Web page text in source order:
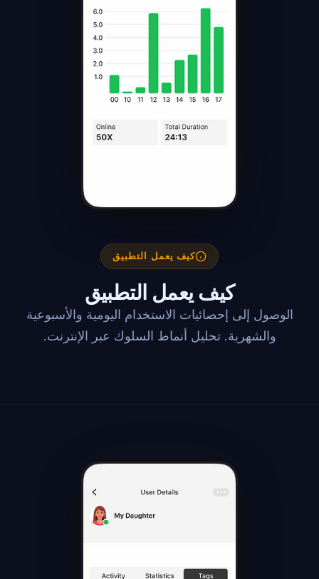
كيف يعمل التطبيق
كيف يعمل التطبيق
الوصول إلى إحصائيات الاستخدام اليومية والأسبوعية
والشهرية. تحليل أنماط السلوك عبر الإنترنت.